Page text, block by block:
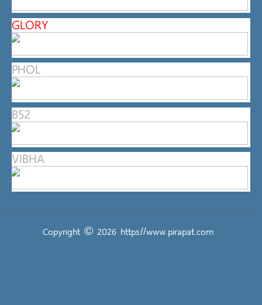
GLORY
PHOL
B52
VIBHA
Copyright © 2026 https://www.pirapat.com